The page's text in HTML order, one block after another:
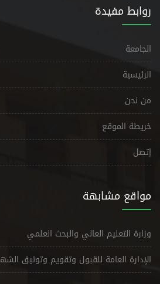
روابط مفيدة
الجامعة
الرئيسية
من نحن
خريطة الموقع
إتصل
مواقع مشابهة
وزارة التعليم العالي والبحث العلمي
الإدارة العامة للقبول وتقويم وتوثيق